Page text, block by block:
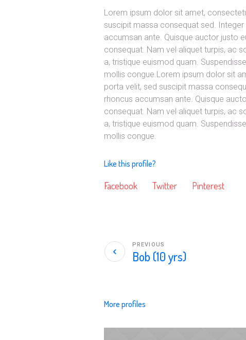
Lorem ipsum dolor sit amet,
suscipit massa consequat sed.
accumsan ante. Quisque auctor justo
consequat. Nam vel aliquet turpis, ac
a, tristique euismod quam.
mollis congue.Lorem ipsum dolor sit
porta velit, sed suscipit massa
rhoncus accumsan ante. Quisque
consequat. Nam vel aliquet turpis, ac
a, tristique euismod quam.
mollis congue.
Like this profile?
Facebook Twitter Pinterest
Bob (10 yrs)
PREVIOUS
More profiles